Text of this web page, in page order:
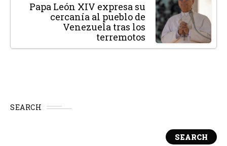
Papa León XIV expresa su
cercanía al pueblo de
Venezuela tras los
terremotos
SEARCH
SEARCH